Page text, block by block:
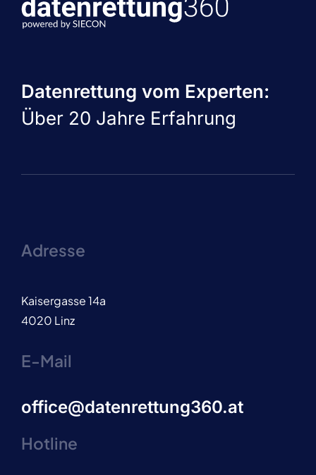
Datenrettung vom Experten:
Über 20 Jahre Erfahrung
Adresse
Kaisergasse 14a
4020 Linz
E-Mail
office@datenrettung360.at
Hotline